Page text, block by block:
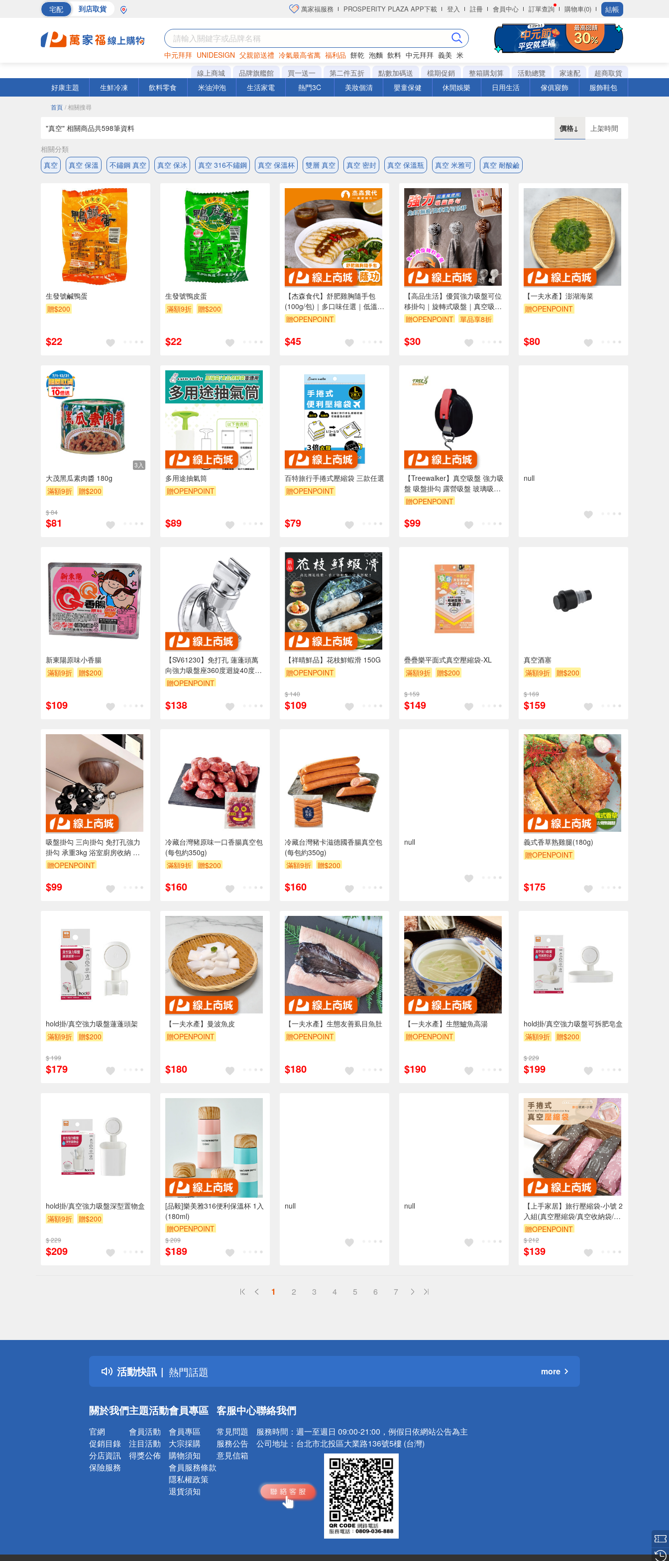
宅配 到店取貨 萬家福服務 PROSPERITY PLAZA APP下載 登入 註冊 會員中心 訂單查詢 購物車(0) 結帳
中元拜拜 UNIDESIGN 父親節送禮 冷氣最高省萬 福利品 餅乾 泡麵 飲料 中元拜拜 義美 米
罐頭 海苔 洋芋片
線上商城 品牌旗艦館 買一送一 第二件五折 點數加碼送 檔期促銷 整箱購划算 活動總覽 家速配
超商取貨
好康主題
生鮮冷凍 飲料零食 米油沖泡 生活家電 熱門3C 美妝個清 嬰童保健 休閒娛樂 日用生活 傢俱寢飾 服飾鞋包
首頁 / 相關搜尋
"真空" 相關商品共598筆資料 價格↓ 上架時間
相關分類
真空
真空 保溫 不鏽鋼 真空 真空 保冰 真空 316不鏽鋼 真空 保溫杯 雙層 真空 真空 密封 真空 保溫瓶 真空 米雅可 真空 耐酸鹼
生發號鹹鴨蛋
贈$200
$22
生發號鴨皮蛋
滿額9折
贈$200
$22
【杰森食代】舒肥雞胸隨手包
(100g/包)｜多口味任選｜低溫烹
調鮮嫩多汁、真空包裝將美味牢
贈OPENPOINT
$45
【高品生活】優質強力吸盤可位
移掛勾｜旋轉式吸盤｜真空吸盤
掛鉤｜浴室掛鉤｜廚房掛鉤｜無
贈OPENPOINT 單品享8折
$30
【一夫水產】澎湖海菜
贈OPENPOINT
$80
3入
大茂黑瓜素肉醬 180g
滿額9折
贈$200
$ 84
$81
多用途抽氣筒
贈OPENPOINT
$89
百特旅行手捲式壓縮袋 三款任選
贈OPENPOINT
$79
【Treewalker】真空吸盤 強力吸
盤 吸盤掛勾 露營吸盤 玻璃吸盤
車頂吸盤 車用吸盤 天幕吸盤 露
贈OPENPOINT
$99
null
新東陽原味小香腸
滿額9折
贈$200
$109
【SV61230】免打孔 蓮蓬頭萬
向強力吸盤座360度迴旋40度高
低調整~免釘~免鑽~蓮蓬頭掛架~
贈OPENPOINT
$138
【祥晴鮮品】花枝鮮蝦滑 150G
贈OPENPOINT
$ 140
$109
疊疊樂平面式真空壓縮袋-XL
滿額9折
贈$200
$ 159
$149
真空酒塞
滿額9折
贈$200
$ 169
$159
吸盤掛勾 三向掛勾 免打孔強力
掛勾 承重3kg 浴室廚房收納 浴
室掛勾 真空吸盤 頂掛 壁掛 T型
贈OPENPOINT
$99
冷藏台灣豬原味一口香腸真空包
(每包約350g)
滿額9折
贈$200
$160
冷藏台灣豬卡滋德國香腸真空包
(每包約350g)
滿額9折
贈$200
$160
null
義式香草熟雞腿(180g)
贈OPENPOINT
$175
hold掛/真空強力吸盤蓮蓬頭架
滿額9折
贈$200
$ 199
$179
【一夫水產】曼波魚皮
贈OPENPOINT
$180
【一夫水產】生態友善虱目魚肚
贈OPENPOINT
$180
【一夫水產】生態鱸魚高湯
贈OPENPOINT
$190
hold掛/真空強力吸盤可拆肥皂盒
滿額9折
贈$200
$ 229
$199
hold掛/真空強力吸盤深型置物盒
滿額9折
贈$200
$ 229
$209
[品毅]樂美雅316便利保溫杯 1入
(180ml)
贈OPENPOINT
$ 209
$189
null null
【上手家居】旅行壓縮袋-小號 2
入組(真空壓縮袋/真空收納袋/衣
服壓縮袋/衣物壓縮袋/手捲壓縮
袋/手卷壓縮袋)
贈OPENPOINT
訂單滿999享9折
$ 212
$139
1 2 3 4 5 6 7
活動快訊
詐騙網頁！請小心！
得獎公告
熱門話題
銀行優惠
詐騙網頁！請小心！
more
關於我們
官網
促銷目錄
分店資訊
保險服務
主題活動
會員活動
注目活動
得獎公佈
會員專區
會員專區
大宗採購
購物須知
會員服務條款
隱私權政策
退貨須知
客服中心
常見問題
服務公告
意見信箱
聯絡我們
服務時間： 週一至週日 09:00-21:00，例假日依網站公告為主
公司地址： 台北市北投區大業路136號5樓 (台灣)